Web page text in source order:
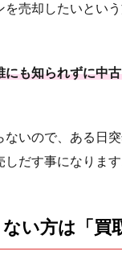
売却したいとい
も知られずに中
いので、ある日
だす事になります
い方は「買